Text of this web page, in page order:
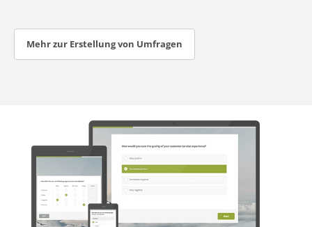
Mehr zur Erstellung von Umfragen